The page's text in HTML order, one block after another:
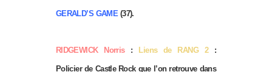
GERALD’S GAME(37).
RIDGEWICK Norris: Liens de RANG 2:
Policier de Castle Rock que l’on retrouve dans